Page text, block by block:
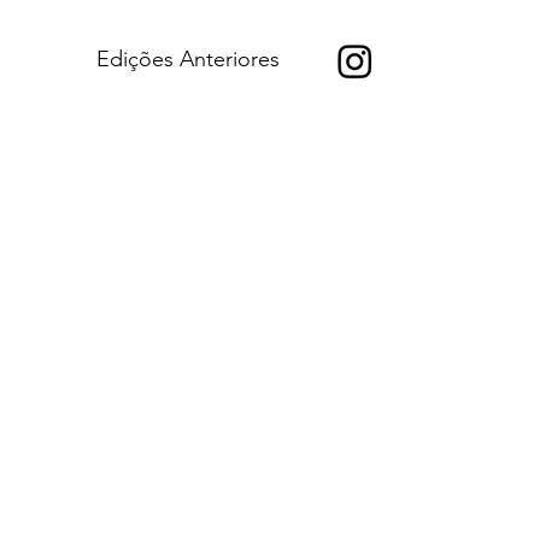
Edições Anteriores